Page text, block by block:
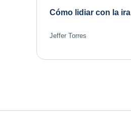
Cómo lidiar con la ira
Jeffer Torres